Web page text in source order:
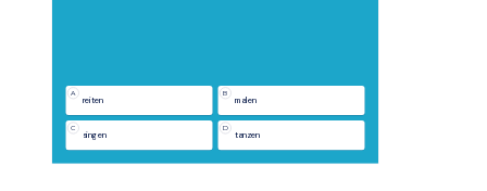
A
reiten
B
malen
C
singen
D
tanzen